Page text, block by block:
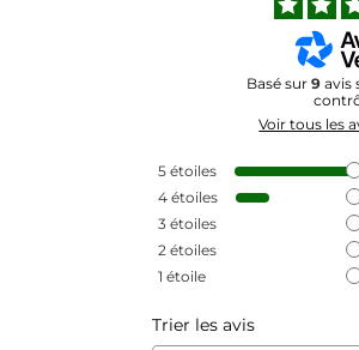
Basé sur 9 avis
Voir tous les
5 étoiles
4 étoiles
3 étoiles
2 étoiles
1 étoile
Trier les avis